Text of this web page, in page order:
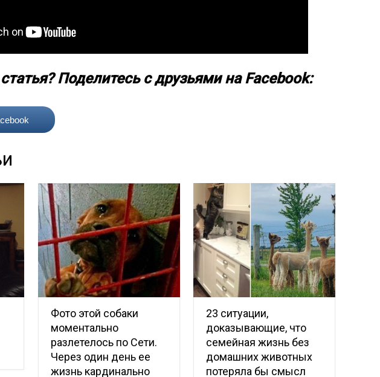
Поделитесь с друзьями на Facebook:
Фото этой собаки
моментально
разлетелось по Сети.
Через один день ее
жизнь кардинально
23 ситуации,
доказывающие, что
семейная жизнь без
домашних животных
потеряла бы смысл